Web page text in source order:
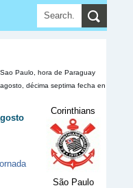
Paulo, hora de Paraguay
décima septima fecha en
Corinthians
São Paulo